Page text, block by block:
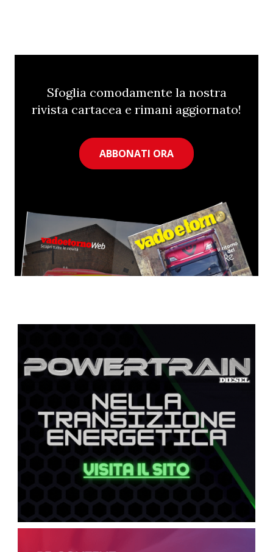
Sfoglia comodamente la nostra
rivista cartacea e rimani aggiornato!
ABBONATI ORA